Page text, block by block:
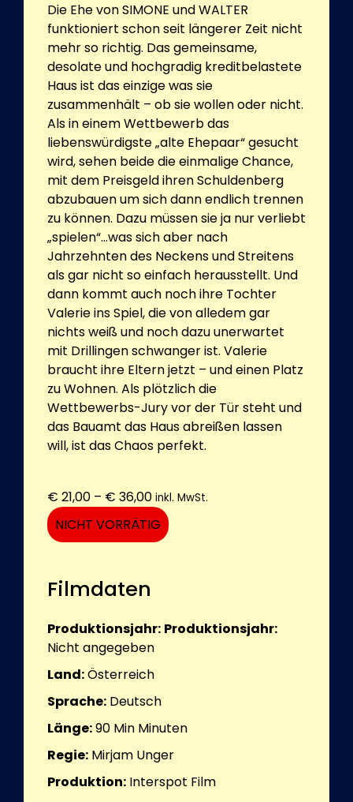
Die Ehe von SIMONE und WALTER
funktioniert schon seit längerer Zeit nicht
mehr so richtig. Das gemeinsame,
desolate und hochgradig kreditbelastete
Haus ist das einzige was sie
zusammenhält – ob sie wollen oder nicht.
Als in einem Wettbewerb das
liebenswürdigste „alte Ehepaar“ gesucht
wird, sehen beide die einmalige Chance,
mit dem Preisgeld ihren Schuldenberg
abzubauen um sich dann endlich trennen
zu können. Dazu müssen sie ja nur verliebt
„spielen“…was sich aber nach
Jahrzehnten des Neckens und Streitens
als gar nicht so einfach herausstellt. Und
dann kommt auch noch ihre Tochter
Valerie ins Spiel, die von alledem gar
nichts weiß und noch dazu unerwartet
mit Drillingen schwanger ist. Valerie
braucht ihre Eltern jetzt – und einen Platz
zu Wohnen. Als plötzlich die
Wettbewerbs-Jury vor der Tür steht und
das Bauamt das Haus abreißen lassen
will, ist das Chaos perfekt.
€ 21,00 – € 36,00Preisspanne:
€ 21,00
bis
inkl. MwSt.
NICHT VORRÄTIG
Filmdaten
Produktionsjahr: Produktionsjahr:
Nicht angegeben
Land:Österreich
Sprache: Deutsch
Länge:90 Min Minuten
Regie: Mirjam Unger
Produktion: Interspot Film